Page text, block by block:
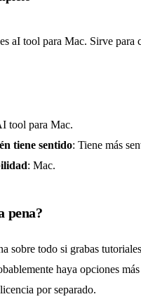
aI tool para Mac. Sirve para
tool para Mac.
tiene sentido: Tiene más
: Mac.
pena?
sobre todo si grabas
haya opciones
por separado.